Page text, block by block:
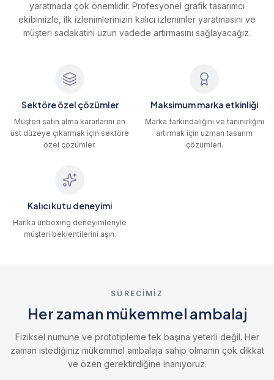
yaratmada çok önemlidir. Profesyonel grafik tasarımcı
ekibimizle, ilk izlenimlerinizin kalıcı izlenimler yaratmasını ve
müşteri sadakatini uzun vadede artırmasını sağlayacağız.
Sektöre özel çözümler
Müşteri satın alma kararlarını en
üst düzeye çıkarmak için sektöre
özel çözümler.
Maksimum marka etkinliği
Marka farkındalığını ve tanınırlığını
artırmak için uzman tasarım
çözümleri.
Kalıcı kutu deneyimi
Harika unboxing deneyimleriyle
müşteri beklentilerini aşın.
SÜRECİMİZ
Her zaman mükemmel ambalaj
Fiziksel numune ve prototipleme tek başına yeterli değil. Her
zaman istediğiniz mükemmel ambalaja sahip olmanın çok dikkat
ve özen gerektirdiğine inanıyoruz.